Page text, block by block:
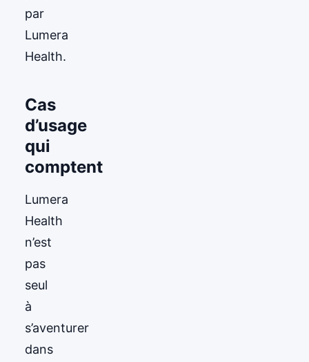
par
Lumera
Health.
Cas
d’usage
qui
comptent
Lumera
Health
n’est
pas
seul
à
s’aventurer
dans